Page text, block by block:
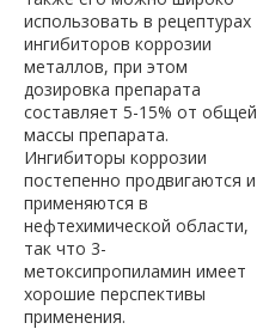
использовать в рецептурах
ингибиторов коррозии
металлов, при этом
дозировка препарата
составляет 5-15% от общей
массы препарата.
Ингибиторы коррозии
постепенно продвигаются и
применяются в
нефтехимической области,
так что 3-
метоксипропиламин имеет
хорошие перспективы
применения.